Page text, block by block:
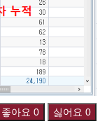
좋아요 0 싫어요 0